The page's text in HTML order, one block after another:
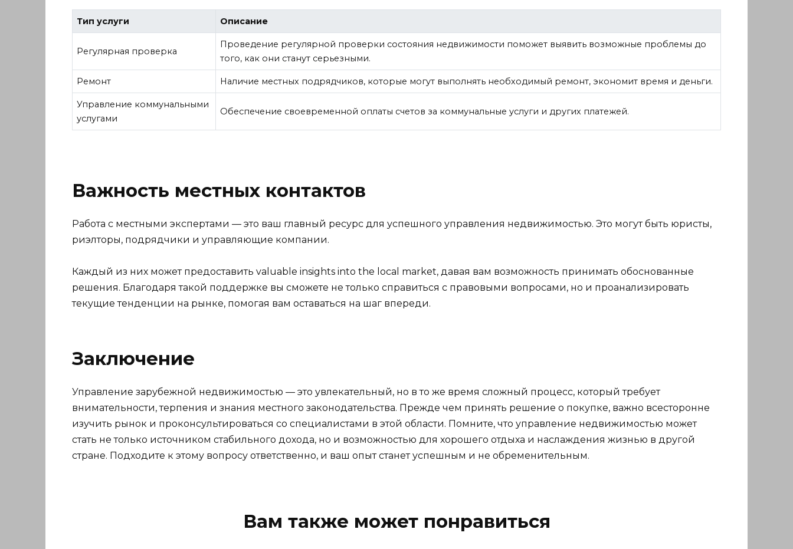
Тип услуги Описание
Регулярная проверка
Проведение регулярной проверки состояния недвижимости поможет выявить возможные проблемы до
того, как они станут серьезными.
Ремонт Наличие местных подрядчиков, которые могут выполнять необходимый ремонт, экономит время и деньги.
Управление коммунальными
услугами
Обеспечение своевременной оплаты счетов за коммунальные услуги и других платежей.
Важность местных контактов
Работа с местными экспертами — это ваш главный ресурс для успешного управления недвижимостью. Это могут быть юристы,
риэлторы, подрядчики и управляющие компании.
Каждый из них может предоставить valuable insights into the local market, давая вам возможность принимать обоснованные
решения. Благодаря такой поддержке вы сможете не только справиться с правовыми вопросами, но и проанализировать
текущие тенденции на рынке, помогая вам оставаться на шаг впереди.
Заключение
Управление зарубежной недвижимостью — это увлекательный, но в то же время сложный процесс, который требует
внимательности, терпения и знания местного законодательства. Прежде чем принять решение о покупке, важно всесторонне
изучить рынок и проконсультироваться со специалистами в этой области. Помните, что управление недвижимостью может
стать не только источником стабильного дохода, но и возможностью для хорошего отдыха и наслаждения жизнью в другой
стране. Подходите к этому вопросу ответственно, и ваш опыт станет успешным и не обременительным.
Вам также может понравиться